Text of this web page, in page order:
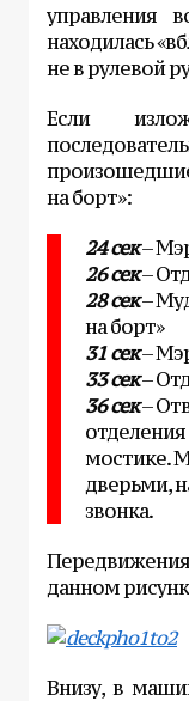
управления
находилась
не в рулевой
Если
на борт»:
24 сек–
26 сек–
28 сек–
на борт»
31 сек–
33 сек–
36 сек–
отделения
мостике.
дверьми,
звонка.
данном
Внизу, в